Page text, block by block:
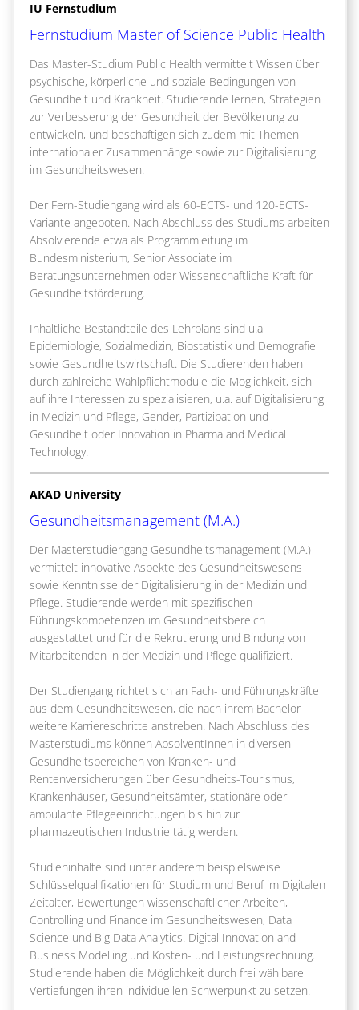
IU Fernstudium
Fernstudium Master of Science Public Health
Das Master-Studium Public Health vermittelt Wissen über
psychische, körperliche und soziale Bedingungen von
Gesundheit und Krankheit. Studierende lernen, Strategien
zur Verbesserung der Gesundheit der Bevölkerung zu
entwickeln, und beschäftigen sich zudem mit Themen
internationaler Zusammenhänge sowie zur Digitalisierung
im Gesundheitswesen.
Der Fern-Studiengang wird als 60-ECTS- und 120-ECTS-
Variante angeboten. Nach Abschluss des Studiums arbeiten
Absolvierende etwa als Programmleitung im
Bundesministerium, Senior Associate im
Beratungsunternehmen oder Wissenschaftliche Kraft für
Gesundheitsförderung.
Inhaltliche Bestandteile des Lehrplans sind u.a
Epidemiologie, Sozialmedizin, Biostatistik und Demografie
sowie Gesundheitswirtschaft. Die Studierenden haben
durch zahlreiche Wahlpflichtmodule die Möglichkeit, sich
auf ihre Interessen zu spezialisieren, u.a. auf Digitalisierung
in Medizin und Pflege, Gender, Partizipation und
Gesundheit oder Innovation in Pharma and Medical
Technology.
AKAD University
Gesundheitsmanagement (M.A.)
Der Masterstudiengang Gesundheitsmanagement (M.A.)
vermittelt innovative Aspekte des Gesundheitswesens
sowie Kenntnisse der Digitalisierung in der Medizin und
Pflege. Studierende werden mit spezifischen
Führungskompetenzen im Gesundheitsbereich
ausgestattet und für die Rekrutierung und Bindung von
Mitarbeitenden in der Medizin und Pflege qualifiziert.
Der Studiengang richtet sich an Fach- und Führungskräfte
aus dem Gesundheitswesen, die nach ihrem Bachelor
weitere Karriereschritte anstreben. Nach Abschluss des
Masterstudiums können AbsolventInnen in diversen
Gesundheitsbereichen von Kranken- und
Rentenversicherungen über Gesundheits-Tourismus,
Krankenhäuser, Gesundheitsämter, stationäre oder
ambulante Pflegeeinrichtungen bis hin zur
pharmazeutischen Industrie tätig werden.
Studieninhalte sind unter anderem beispielsweise
Schlüsselqualifikationen für Studium und Beruf im Digitalen
Zeitalter, Bewertungen wissenschaftlicher Arbeiten,
Controlling und Finance im Gesundheitswesen, Data
Science und Big Data Analytics. Digital Innovation and
Business Modelling und Kosten- und Leistungsrechnung.
Studierende haben die Möglichkeit durch frei wählbare
Vertiefungen ihren individuellen Schwerpunkt zu setzen.